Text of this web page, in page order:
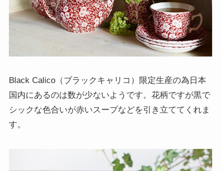
Black Calico（ブラックキャリコ）限定生産の為日本
国内にあるのは数が少ないようです。花柄ですが黒で
シックな色合いが赤いスープなどを引き立ててくれま
す。